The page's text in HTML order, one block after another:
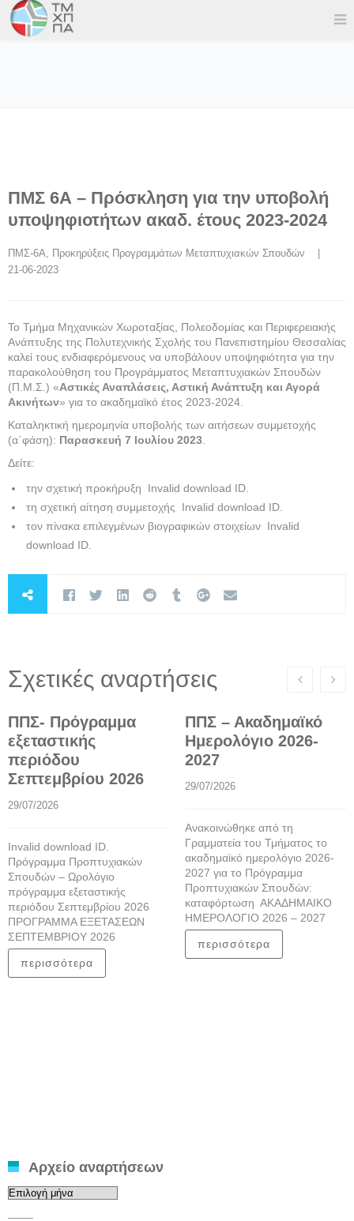
ΠΜΣ 6Α – Πρόσκληση για την υποβολή
υποψηφιοτήτων ακαδ. έτους 2023-2024
ΠΜΣ-6Α, Προκηρύξεις Προγραμμάτων Μεταπτυχιακών Σπουδών
21-06-2023
Το Τμήμα Μηχανικών Χωροταξίας, Πολεοδομίας και Περιφερειακής
Ανάπτυξης της Πολυτεχνικής Σχολής του Πανεπιστημίου Θεσσαλίας
καλεί τους ενδιαφερόμενους να υποβάλουν υποψηφιότητα για την
παρακολούθηση του Προγράμματος Μεταπτυχιακών Σπουδών
(Π.Μ.Σ.) «Αστικές Αναπλάσεις, Αστική Ανάπτυξη και Αγορά
Ακινήτων» για το ακαδημαϊκό έτος 2023-2024.
Καταληκτική ημερομηνία υποβολής των αιτήσεων συμμετοχής
(α΄φάση): Παρασκευή 7 Ιουλίου 2023
Δείτε:
την σχετική προκήρυξη Invalid download ID.
τη σχετική αίτηση συμμετοχής Invalid download ID.
τον πίνακα επιλεγμένων βιογραφικών στοιχείων Invalid
download ID.
Σχετικές αναρτήσεις
ΠΠΣ- Πρόγραμμα
εξεταστικής
περιόδου
Σεπτεμβρίου 2026
29/07/2026
Invalid download ID.
Πρόγραμμα Προπτυχιακών
Σπουδών – Ωρολόγιο
πρόγραμμα εξεταστικής
περιόδου Σεπτεμβρίου 2026
ΠΡΟΓΡΑΜΜΑ ΕΞΕΤΑΣΕΩΝ
ΣΕΠΤΕΜΒΡΙΟΥ 2026
περισσότερα
ΠΠΣ – Ακαδημαϊκό
Ημερολόγιο 2026-
2027
29/07/2026
Ανακοινώθηκε από τη
Γραμματεία του Τμήματος το
ακαδημαϊκό ημερολόγιο 2026-
2027 για το Πρόγραμμα
Προπτυχιακών Σπουδών:
καταφόρτωση ΑΚΑΔΗΜΑΙΚΟ
ΗΜΕΡΟΛΟΓΙΟ 2026 – 2027
περισσότερα
Αρχείο αναρτήσεων
Αρχείο